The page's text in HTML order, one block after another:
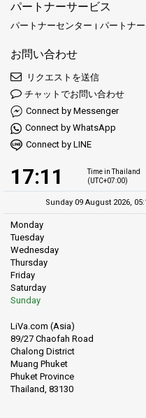
パートナーサービス
パートナーセンター パートナ
お問い合わせ
リクエストを送信
チャットでお問い合わせ
Connect by Messenger
Connect by WhatsApp
Connect by LINE
17:11
Time in Thailand
(UTC+07:00)
Sunday 09 August 2026,
Monday
Tuesday
Wednesday
Thursday
Friday
Saturday
Sunday
LiVa.com (Asia)
89/27 Chaofah Road
Chalong District
Muang Phuket
Phuket Province
Thailand, 83130